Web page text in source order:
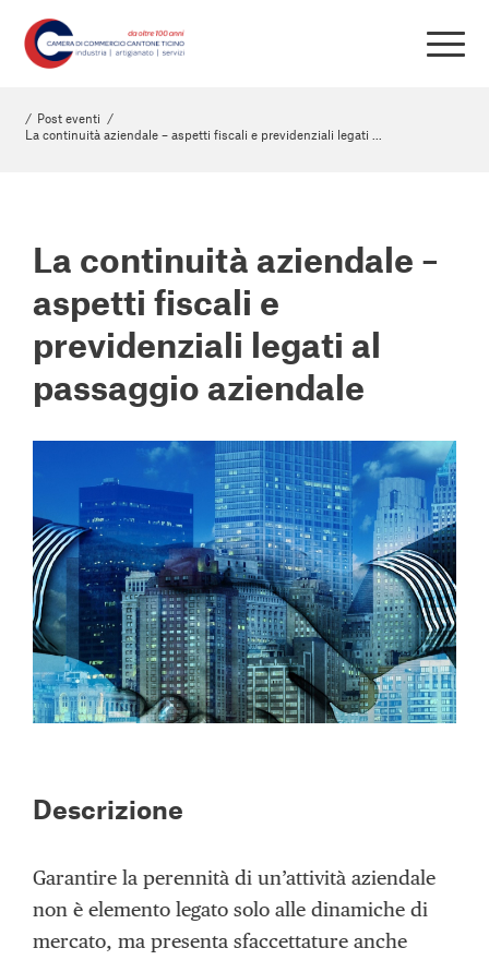
/ Post eventi /
La continuità aziendale – aspetti fiscali e previdenziali legati ...
La continuità aziendale –
aspetti fiscali e
previdenziali legati al
passaggio aziendale
Descrizione
Garantire la perennità di un’attività aziendale
non è elemento legato solo alle dinamiche di
mercato, ma presenta sfaccettature anche